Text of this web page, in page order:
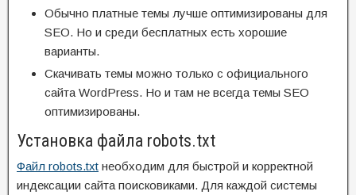
Обычно платные темы лучше оптимизированы для
SEO. Но и среди бесплатных есть хорошие
варианты.
Скачивать темы можно только с официального
сайта WordPress. Но и там не всегда темы SEO
оптимизированы.
Установка файла robots.txt
Файл robots.txt необходим для быстрой и корректной
индексации сайта поисковиками. Для каждой системы